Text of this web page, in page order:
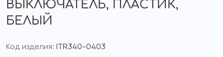
ВЫКЛЮЧАТЕЛЬ, ПЛАСТИК,
БЕЛЫЙ
Код изделия: ITR340-0403